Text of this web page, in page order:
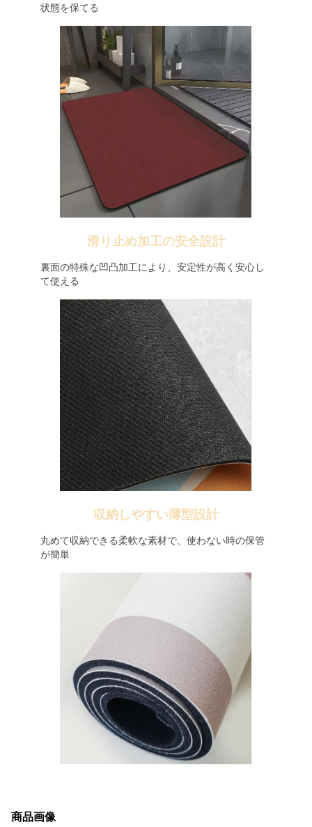
状態を保てる
滑り止め加工の安全設計
裏面の特殊な凹凸加工により、安定性が高く安心し
て使える
収納しやすい薄型設計
丸めて収納できる柔軟な素材で、使わない時の保管
が簡単
商品画像